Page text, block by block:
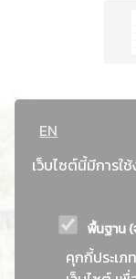
EN
เว็บไซต์นี้มีการใ
พื้นฐาน (
คุกกี้ประเภ